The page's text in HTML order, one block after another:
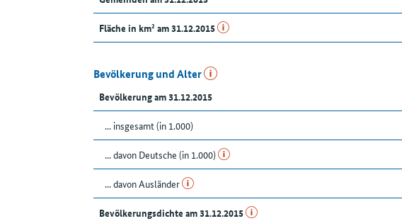
Fläche in km² am 31.12.2015
Bevölkerung und Alter
Bevölkerung am 31.12.2015
... insgesamt (in 1.000)
... davon Deutsche (in 1.000)
... davon Ausländer
Bevölkerungsdichte am 31.12.2015